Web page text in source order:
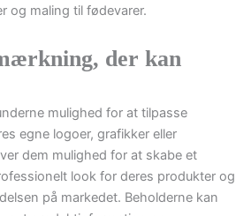
og maling til fødevarer.
der kan
mulighed for at tilpasse
egne logoer, grafikker eller
dem mulighed for at skabe et
look for deres produkter og
på markedet. Beholderne kan